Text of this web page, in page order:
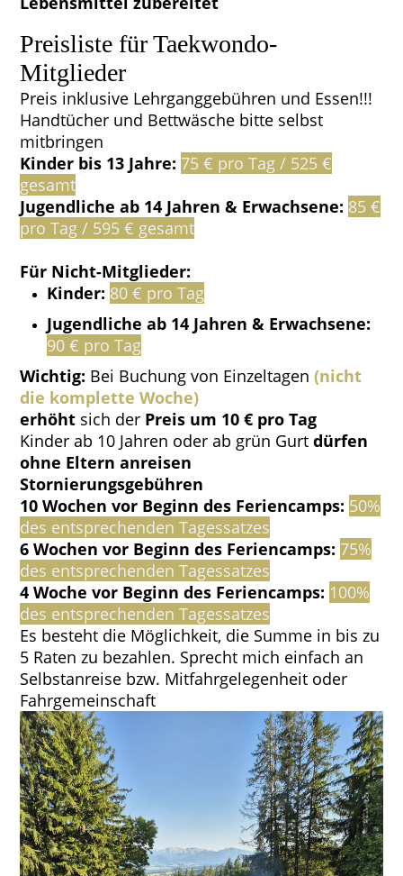
Preisliste für Taekwondo-
Mitglieder
Preis inklusive Lehrganggebühren und Essen!!!
Handtücher und Bettwäsche bitte selbst
mitbringen
Kinder bis 13 Jahre: 75 € pro Tag / 525 €
gesamt
Jugendliche ab 14 Jahren & Erwachsene: 85 €
pro Tag / 595 € gesamt
Für Nicht-Mitglieder:
Kinder: 80 € pro Tag
Jugendliche ab 14 Jahren & Erwachsene:
90 € pro Tag
Wichtig: Bei Buchung von Einzeltagen (nicht
die komplette Woche)
erhöht sich der Preis um 10 € pro Tag
Kinder ab 10 Jahren oder ab grün Gurtdürfen
ohne Eltern anreisen
Stornierungsgebühren
10 Wochen vor Beginn des Feriencamps: 50%
des entsprechenden Tagessatzes
6 Wochen vor Beginn des Feriencamps: 75%
des entsprechenden Tagessatzes
4 Woche vor Beginn des Feriencamps: 100%
des entsprechenden Tagessatzes
Es besteht die Möglichkeit, die Summe in bis zu
5 Raten zu bezahlen. Sprecht mich einfach an
Selbstanreise bzw. Mitfahrgelegenheit oder
Fahrgemeinschaft